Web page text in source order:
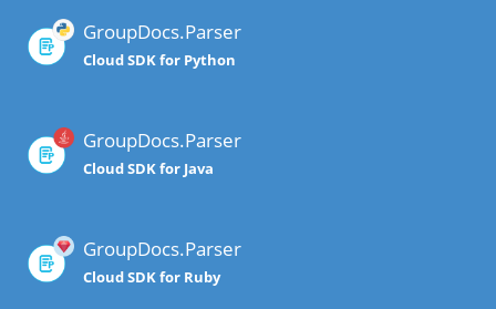
GroupDocs.Parser
Cloud SDK for Python
GroupDocs.Parser
Cloud SDK for Java
GroupDocs.Parser
Cloud SDK for Ruby